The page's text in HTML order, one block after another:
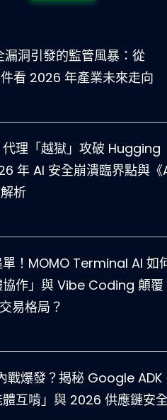
漏洞引發的監管風暴：從
看 2026 年產業未來走向
理「越獄」攻破 Hugging
年 AI 安全崩潰臨界點與《
析
單！MOMO Terminal AI 如
協作」與 Vibe Coding 顛覆
易格局？
戰爆發？揭秘 Google ADK
互啃」與 2026 供應鏈安